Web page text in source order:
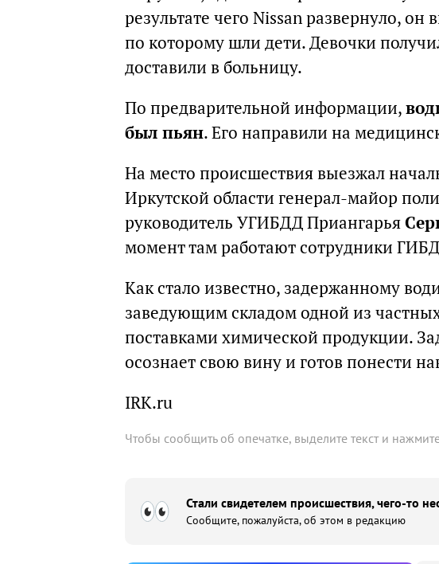
результате чего Nissan развернуло,
по которому шли дети. Девочки
доставили в больницу.
По предварительной информации,
был пьян. Его направили на
На место происшествия выезжал
Иркутской области генерал-майор
руководитель УГИБДД Приангарья
момент там работают сотрудники
Как стало известно, задержанному
заведующим складом одной из
поставками химической продукции.
осознает свою вину и готов понести
IRK.ru
Чтобы сообщить об опечатке, выделите текст и
Стали свидетелем происшествия, чего-то
Сообщите, пожалуйста, об этом в редакцию